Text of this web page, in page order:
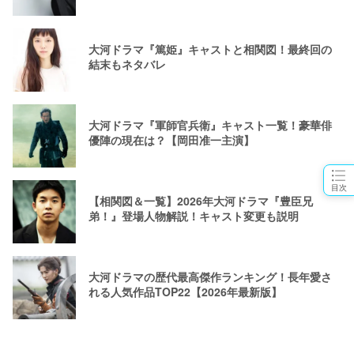
目次
大河ドラマ『篤姫』キャストと相関図！最終回の
結末もネタバレ
大河ドラマ『軍師官兵衛』キャスト一覧！豪華俳
優陣の現在は？【岡田准一主演】
【相関図＆一覧】2026年大河ドラマ『豊臣兄
弟！』登場人物解説！キャスト変更も説明
大河ドラマの歴代最高傑作ランキング！長年愛さ
れる人気作品TOP22【2026年最新版】